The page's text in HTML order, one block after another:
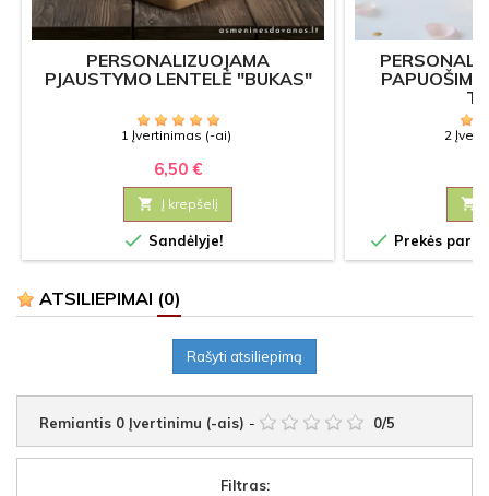
PERSONALIZUOJAMA
PJAUSTYMO LENTELĖ "BUKAS"
1 Įvertinimas (-ai)
6,50 €
 Į krepšelį
 Sandėlyje!
2

 Prekės
ATSILIEPIMAI (0)
Rašyti atsiliepimą
Remiantis 0 Įvertinimu (-ais) - 0/5
Filtras: